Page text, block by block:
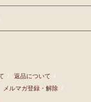
/ 返品について
/
メルマガ登録・解除 /